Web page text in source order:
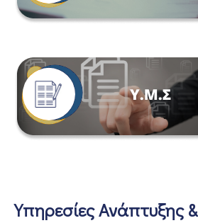
Υπηρεσίες Ανάπτυξης &